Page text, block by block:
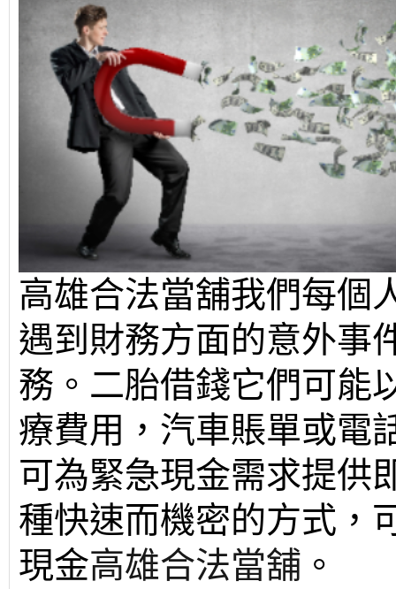
高雄合法當舖我們每個
遇到財務方面的意外事
務。二胎借錢它們可能
療費用，汽車賬單或電
可為緊急現金需求提供
種快速而機密的方式，
現金高雄合法當舖 。